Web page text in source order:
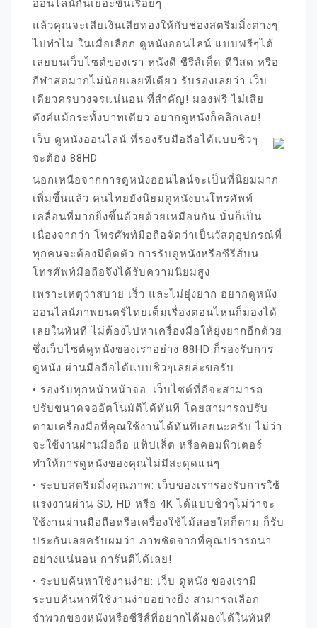
ออนไลน์กันเยอะขึ้นเรื่อยๆ
แล้วคุณจะเสียเงินเสียทองให้กับช่องสตรีมมิ่งต่างๆ
ไปทำไม ในเมื่อเลือก ดูหนังออนไลน์ แบบฟรีๆได้
เลยบนเว็บไซต์ของเรา หนังดี ซีรีส์เด็ด ทีวีสด หรือ
กีฬาสดมากไม่น้อยเลยทีเดียว รับรองเลยว่า เว็บ
เดียวครบวงจรแน่นอน ที่สำคัญ! มองฟรี ไม่เสีย
ตังค์แม้กระทั้งบาทเดียว อยากดูหนังก็คลิกเลย!
เว็บ ดูหนังออนไลน์ ที่รองรับมือถือได้แบบชิวๆ
จะต้อง 88HD
นอกเหนือจากการดูหนังออนไลน์จะเป็นที่นิยมมาก
เพิ่มขึ้นแล้ว คนไทยยังนิยมดูหนังบนโทรศัพท์
เคลื่อนที่มากยิ่งขึ้นด้วยด้วยเหมือนกัน นั่นก็เป็น
เนื่องจากว่า โทรศัพท์มือถือจัดว่าเป็นวัสดุอุปกรณ์ที่
ทุกคนจะต้องมีติดตัว การรับดูหนังหรือซีรีส์บน
โทรศัพท์มือถือจึงได้รับความนิยมสูง
เพราะเหตุว่าสบาย เร็ว และไม่ยุ่งยาก อยากดูหนัง
ออนไลน์ภาพยนตร์ไทยเต็มเรื่องตอนไหนก็มองได้
เลยในทันที ไม่ต้องไปหาเครื่องมือให้ยุ่งยากอีกด้วย
ซึ่งเว็บไซต์ดูหนังของเราอย่าง 88HD ก็รองรับการ
ดูหนัง ผ่านมือถือได้แบบชิวๆเลยล่ะขอรับ
• รองรับทุกหน้าหน้าจอ: เว็บไซต์ที่ดีจะสามารถ
ปรับขนาดจออัตโนมัติได้ทันที โดยสามารถปรับ
ตามเครื่องมือที่คุณใช้งานได้ทันทีเลยนะครับ ไม่ว่า
จะใช้งานผ่านมือถือ แท็ปเล็ต หรือคอมพิวเตอร์
ทำให้การดูหนังของคุณไม่มีสะดุดแน่ๆ
• ระบบสตรีมมิ่งคุณภาพ: เว็บของเรารองรับการใช้
แรงงานผ่าน SD, HD หรือ 4K ได้แบบชิวๆไม่ว่าจะ
ใช้งานผ่านมือถือหรือเครื่องใช้ไม้สอยใดก็ตาม ก็รับ
ประกันเลยครับผมว่า ภาพชัดจากที่คุณปรารถนา
อย่างแน่นอน การันตีได้เลย!
• ระบบค้นหาใช้งานง่าย: เว็บ ดูหนัง ของเรามี
ระบบค้นหาที่ใช้งานง่ายอย่างยิ่ง สามารถเลือก
จำพวกของหนังหรือซีรีส์ที่อยากได้มองได้ในทันที